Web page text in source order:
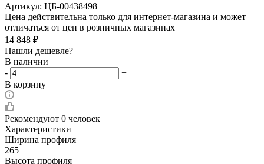
Артикул: ЦБ-00438498
Цена действительна только для интернет-магазина и может
отличаться от цен в розничных магазинах
14 848 ₽
Нашли дешевле?
В наличии
-
+
В корзину
Рекомендуют 0 человек
Характеристики
Ширина профиля
265
Высота профиля